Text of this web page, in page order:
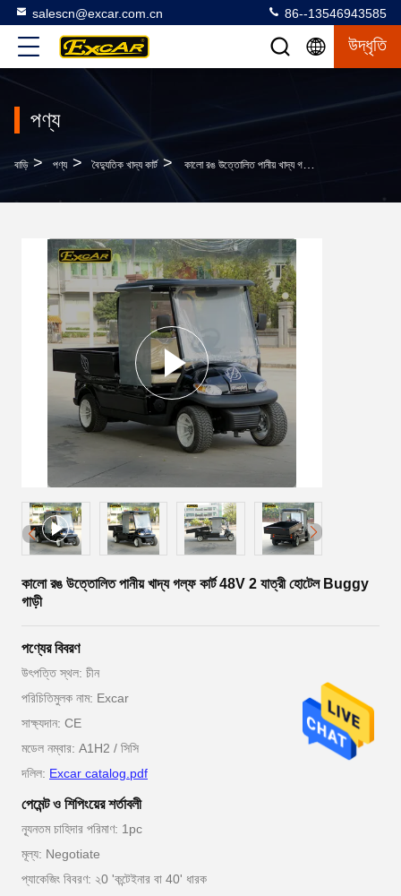
salescn@excar.com.cn 86--13546943585
উদ্ধৃতি
পণ্য
বাড়ি > পণ্য > বৈদ্যুতিক খাদ্য কার্ট > কালো রঙ উত্তোলিত পানীয় খাদ্য গল্ফ কার্ট 48V 2 যাত্রী হোটেল Buggy গাড়ী
কালো রঙ উত্তোলিত পানীয় খাদ্য গল্ফ কার্ট 48V 2 যাত্রী হোটেল Buggy
গাড়ী
পণ্যের বিবরণ
উৎপত্তি স্থল: চীন
পরিচিতিমুলক নাম: Excar
সাক্ষ্যদান: CE
মডেল নম্বার: A1H2 / সিসি
দলিল: Excar catalog.pdf
পেমেন্ট ও শিপিংয়ের শর্তাবলী
ন্যূনতম চাহিদার পরিমাণ: 1pc
মূল্য: Negotiate
প্যাকেজিং বিবরণ: ২0 'কন্টেইনার বা 40' ধারক